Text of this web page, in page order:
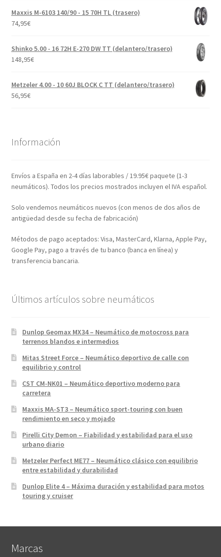
Maxxis M-6103 140/90 - 15 70H TL (trasero)
74,95€
Shinko 5.00 - 16 72H E-270 DW TT (delantero/trasero)
148,95€
Metzeler 4.00 - 10 60J BLOCK C TT (delantero/trasero)
56,95€
Información
Envíos a España en 2-4 días laborables / 19.95€ paquete (1-3
neumáticos). Todos los precios mostrados incluyen el IVA español.
Solo vendemos neumáticos nuevos (con menos de dos años de
antigüedad desde su fecha de fabricación)
Métodos de pago aceptados: Visa, MasterCard, Klarna, Apple Pay,
Google Pay, pago a través de tu banco (banca en línea) y
transferencia bancaria.
Últimos artículos sobre neumáticos
Dunlop Geomax MX34 – Neumático de motocross para
terrenos blandos e intermedios
Mitas Street Force – Neumático deportivo de calle con
equilibrio y control
CST CM-NK01 – Neumático deportivo moderno para
carretera
Maxxis MA-ST3 – Neumático sport-touring con buen
rendimiento en seco y mojado
Pirelli City Demon – Fiabilidad y estabilidad para el uso
urbano diario
Metzeler Perfect ME77 – Neumático clásico con equilibrio
entre estabilidad y durabilidad
Dunlop Elite 4 – Máxima duración y estabilidad para motos
touring y cruiser
Marcas